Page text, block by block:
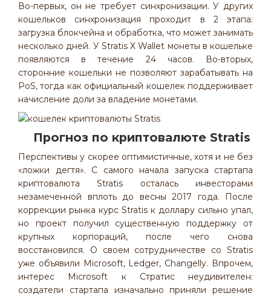
Во-первых, он не требует синхронизации. У других
кошельков синхронизация проходит в 2 этапа:
загрузка блокчейна и обработка, что может занимать
несколько дней. У Stratis Х Wallet монеты в кошельке
появляются в течение 24 часов. Во-вторых,
сторонние кошельки не позволяют зарабатывать на
PoS, тогда как официальный кошелек поддерживает
начисление доли за владение монетами.
Прогноз по криптовалюте Stratis
Перспективы у скорее оптимистичные, хотя и не без
«ложки дегтя». С самого начала запуска стартапа
криптовалюта Stratis осталась инвесторами
незамеченной вплоть до весны 2017 года. После
коррекции рынка курс Stratis к доллару сильно упал,
но проект получил существенную поддержку от
крупных корпораций, после чего снова
восстановился. О своем сотрудничестве со Stratis
уже объявили Microsoft, Ledger, Changelly. Впрочем,
интерес Microsoft к Стратис неудивителен:
создатели стартапа изначально приняли решение